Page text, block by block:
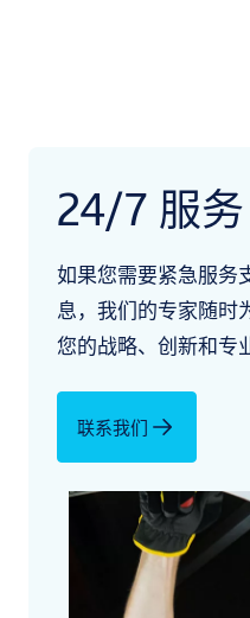
24/7 服务
如果您需要紧急服务
息，我们的专家随时
您的战略、创新和专
联系我们